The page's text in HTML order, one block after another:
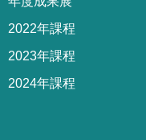
2022年課程
2023年課程
2024年課程